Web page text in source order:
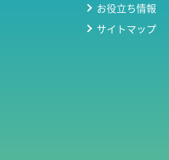
お役立ち情報
サイトマップ